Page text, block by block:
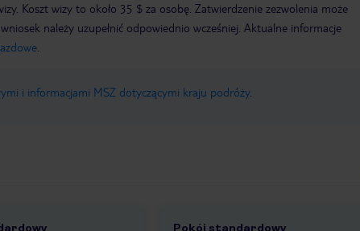
Koszt wizy to około 35 $ za osobę. Zatwierdzenie zezwolenia może
należy uzupełnić odpowiednio wcześniej. Aktualne informacje
i informacjami MSZ dotyczącymi kraju podróży.
Pokój standardowy